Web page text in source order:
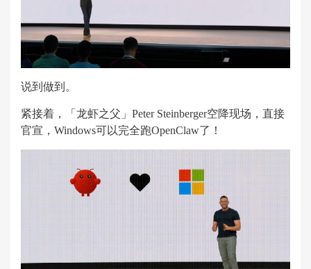
说到做到。
紧接着，「龙虾之父」Peter Steinberger空降现场，直接
官宣，Windows可以完全跑OpenClaw了！